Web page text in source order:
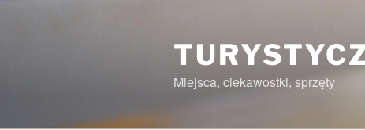
Miejsca, ciekawostki, sprzęty